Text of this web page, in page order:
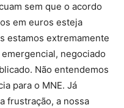
sem que o acordo
em euros esteja
estamos extremamente
negociado
Não entendemos
para o MNE. Já
frustração, a nossa